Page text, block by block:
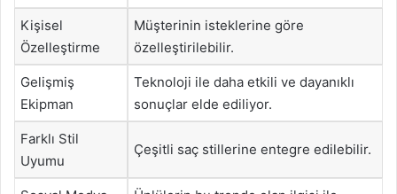
Kişisel
Özelleştirme
Müşterinin isteklerine göre
özelleştirilebilir.
Gelişmiş
Ekipman
Teknoloji ile daha etkili ve dayanıklı
sonuçlar elde ediliyor.
Farklı Stil
Uyumu
Çeşitli saç stillerine entegre edilebilir.